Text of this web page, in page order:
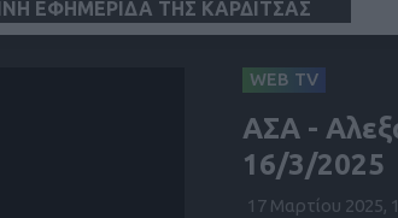
ΕΦΗΜΕΡΙΔΑ ΤΗΣ ΚΑΡΔΙΤΣΑΣ
WEB TV
ΑΣΑ -
16/3/2025
17 Μαρτίου 2025,